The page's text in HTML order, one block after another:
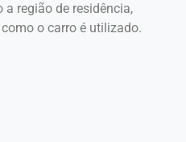
a região de residência,
o carro é utilizado.